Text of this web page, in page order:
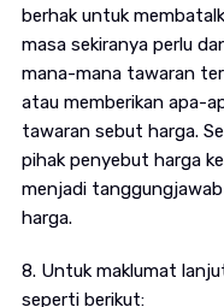
berhak untuk
masa sekiranya perlu
mana-mana tawaran
atau memberikan apa-
tawaran sebut harga.
pihak penyebut harga
menjadi
harga.
8. Untuk maklumat
seperti berikut: